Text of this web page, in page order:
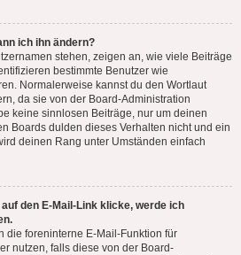
ich ihn ändern?
stehen, zeigen an, wie viele Beiträge
bestimmte Benutzer wie
Normalerweise kannst du den Wortlaut
da sie von der Board-Administration
keine sinnlosen Beiträge, nur um deinen
Boards dulden dieses Verhalten nicht und ein
deinen Rang unter Umständen einfach
den E-Mail-Link klicke, werde ich
die foreninterne E-Mail-Funktion für
nutzen, falls diese von der Board-